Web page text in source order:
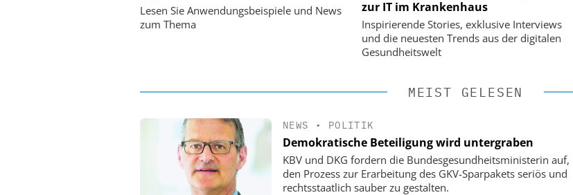
Lesen Sie Anwendungsbeispiele und News
zum Thema
zur IT im Krankenhaus
Inspirierende Stories, exklusive Interviews
und die neuesten Trends aus der digitalen
Gesundheitswelt
Personalmanagement: Von digitaler
Ordnung zur KI-fähigen Steuerung
Personalmanagement: Von digitaler
Ordnung zur KI-fähigen Steuerung
MEIST GELESEN
NEWS • POLITIK
Demokratische Beteiligung wird untergraben
KBV und DKG fordern die Bundesgesundheitsministerin auf,
den Prozess zur Erarbeitung des GKV-Sparpakets seriös und
rechtsstaatlich sauber zu gestalten.